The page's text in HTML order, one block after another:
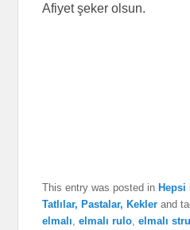
Afiyet şeker olsun.
This entry was posted inHepsi
Tatlılar, Pastalar, Kekler and
elmalı ,elmalı rulo ,elmalı